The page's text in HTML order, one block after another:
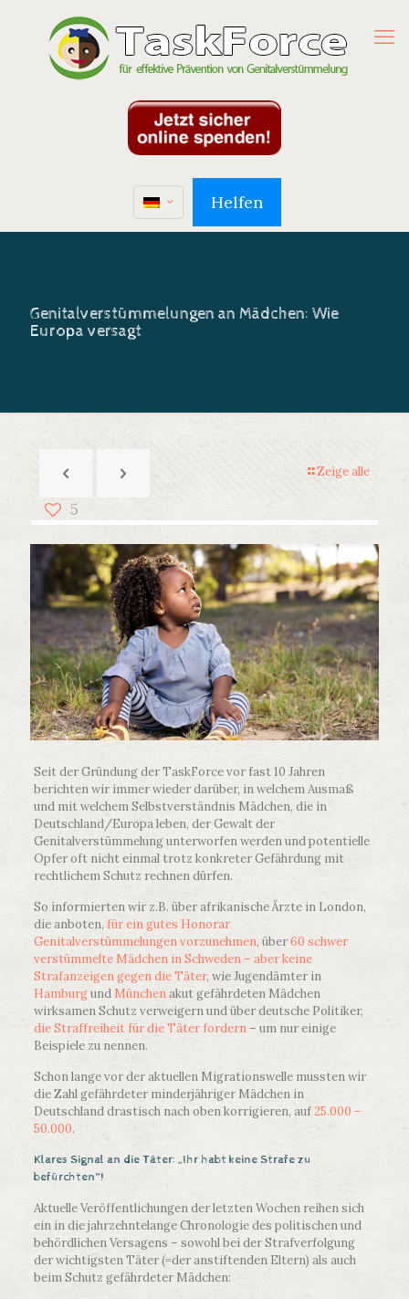
Helfen
Genitalverstümmelungen an Mädchen: Wie
Europa versagt
Zeige alle
5
Seit der Gründung der TaskForce vor fast 10 Jahren
berichten wir immer wieder darüber, in welchem Ausmaß
und mit welchem Selbstverständnis Mädchen, die in
Deutschland/Europa leben, der Gewalt der
Genitalverstümmelung unterworfen werden und potentielle
Opfer oft nicht einmal trotz konkreter Gefährdung mit
rechtlichem Schutz rechnen dürfen.
So informierten wir z.B. über afrikanische Ärzte in London,
die anboten, für ein gutes Honorar
Genitalverstümmelungen vorzunehmen, über60 schwer
verstümmelte Mädchen in Schweden – aber keine
Strafanzeigen gegen die Täter, wie Jugendämter in
Hamburgund Münchenakut gefährdeten Mädchen
wirksamen Schutz verweigern und über deutsche Politiker,
die Straffreiheit für die Täter fordern– um nur einige
Beispiele zu nennen.
Schon lange vor der aktuellen Migrationswelle mussten wir
die Zahl gefährdeter minderjähriger Mädchen in
Deutschland drastisch nach oben korrigieren, auf25.000 –
50.000.
Klares Signal an die Täter: „Ihr habt keine Strafe zu
befürchten“!
Aktuelle Veröffentlichungen der letzten Wochen reihen sich
ein in die jahrzehntelange Chronologie des politischen und
behördlichen Versagens – sowohl bei der Strafverfolgung
der wichtigsten Täter (=der anstiftenden Eltern) als auch
beim Schutz gefährdeter Mädchen: